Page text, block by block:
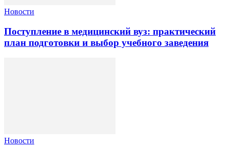
Новости
Поступление в медицинский вуз: практический
план подготовки и выбор учебного заведения
Новости